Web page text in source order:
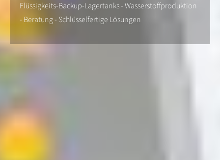
Flüssigkeits-Backup-Lagertanks - Wasserstoffproduktion
- Beratung - Schlüsselfertige Lösungen